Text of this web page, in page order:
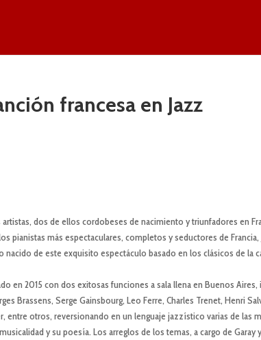
francesa en Jazz
dos de ellos cordobeses de nacimiento y triunfadores en
pianistas más espectaculares, completos y seductores de Francia,
de este exquisito espectáculo basado en los clásicos de la
en 2015 con dos exitosas funciones a sala llena en Buenos Aires,
Brassens, Serge Gainsbourg, Leo Ferre, Charles Trenet, Henri
entre otros, reversionando en un lenguaje jazzístico varias de las
y su poesía. Los arreglos de los temas, a cargo de Garay